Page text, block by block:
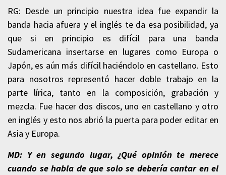
RG: Desde un principio nuestra idea fue expandir la
banda hacia afuera y el inglés te da esa posibilidad, ya
que si en principio es difícil para una banda
Sudamericana insertarse en lugares como Europa o
Japón, es aún más difícil haciéndolo en castellano. Esto
para nosotros representó hacer doble trabajo en la
parte lírica, tanto en la composición, grabación y
mezcla. Fue hacer dos discos, uno en castellano y otro
en inglés y esto nos abrió la puerta para poder editar en
Asia y Europa.
MD: Y en segundo lugar, ¿Qué opinión te merece
cuando se habla de que solo se debería cantar en el